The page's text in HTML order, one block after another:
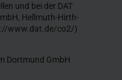
und bei der DAT
Hellmuth-Hirth-
www.dat.de/co2/)
Dortmund GmbH